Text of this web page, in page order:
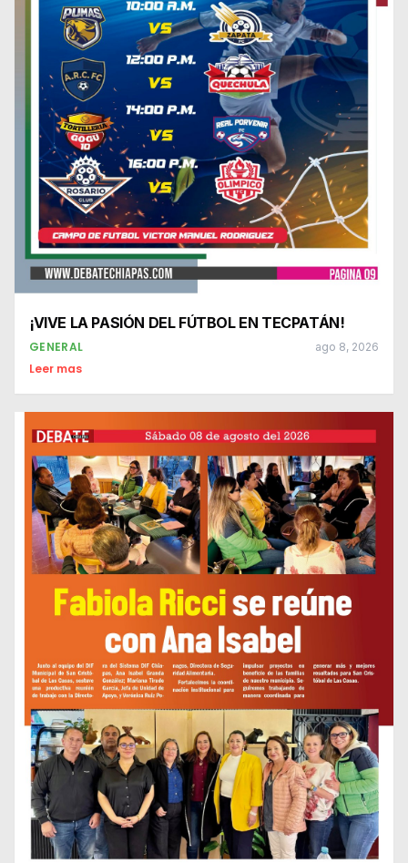
¡VIVE LA PASIÓN DEL FÚTBOL EN TECPATÁN!
GENERAL ago 8, 2026
Leer mas